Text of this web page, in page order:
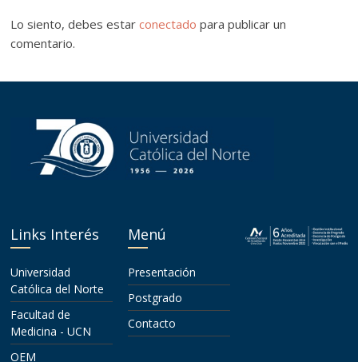
Lo siento, debes estarconectado para publicar un
comentario.
Links Interés
Universidad
Católica del Norte
Facultad de
Medicina - UCN
OEM
Menú
Presentación
Postgrado
Contacto